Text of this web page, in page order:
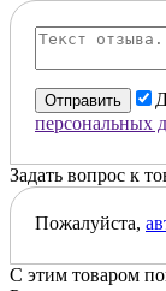
Отправить
персональных
Задать вопрос к
Пожалуйста,
С этим товаром